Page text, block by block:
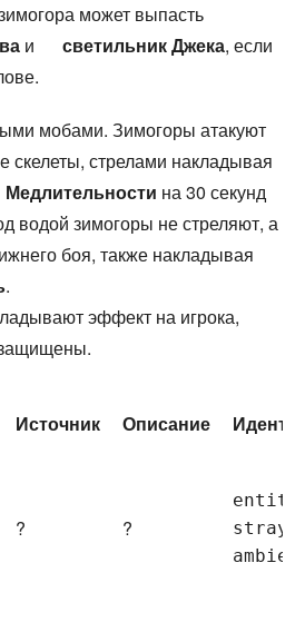
может выпасть
и светильник Джека, если
мобами. Зимогоры атакуют
скелеты, стрелами накладывая
Медлительности на 30 секунд
водой зимогоры не стреляют, а
боя, также накладывая
.
эффект на игрока,
Источник Описание
? ?
stray.